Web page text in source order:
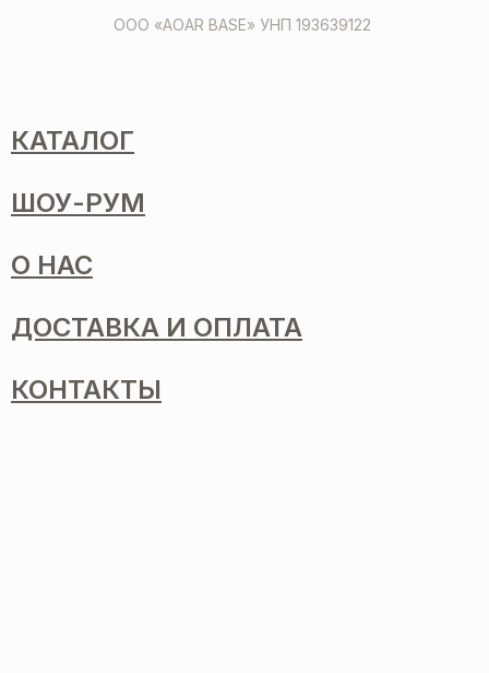
ООО «AOAR BASE» УНП 193639122
КАТАЛОГ
ШОУ-РУМ
О НАС
ДОСТАВКА И ОПЛАТА
КОНТАКТЫ